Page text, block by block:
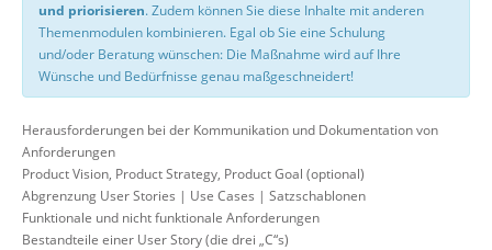
und priorisieren. Zudem können Sie diese Inhalte mit anderen
Themenmodulen kombinieren. Egal ob Sie eine Schulung
und/oder Beratung wünschen: Die Maßnahme wird auf Ihre
Wünsche und Bedürfnisse genau maßgeschneidert!
Herausforderungen bei der Kommunikation und Dokumentation von
Anforderungen
Product Vision, Product Strategy, Product Goal (optional)
Abgrenzung User Stories | Use Cases | Satzschablonen
Funktionale und nicht funktionale Anforderungen
Bestandteile einer User Story (die drei „C“s)